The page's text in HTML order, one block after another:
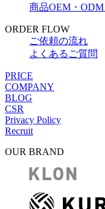
商品OEM・
ORDER FLOW
ご依頼の流れ
よくあるご質問
PRICE
COMPANY
BLOG
CSR
Privacy Policy
Recruit
OUR BRAND